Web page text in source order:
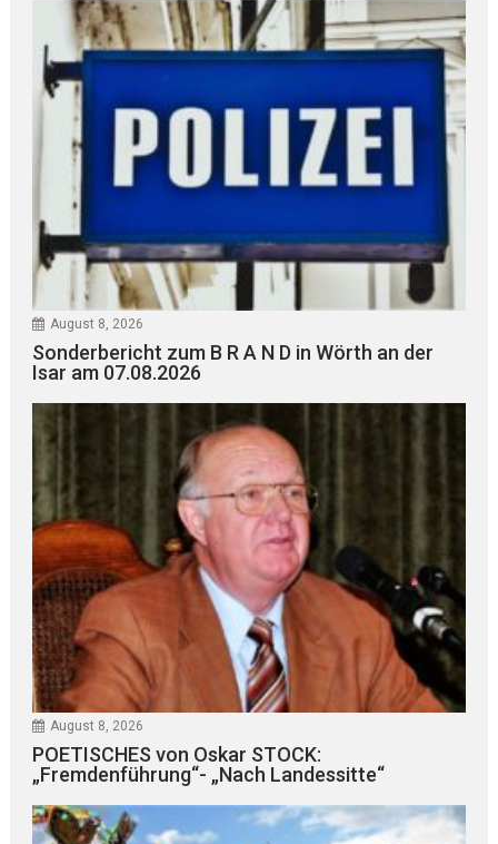
August 8, 2026
Sonderbericht zum B R A N D in Wörth an der
Isar am 07.08.2026
August 8, 2026
POETISCHES von Oskar STOCK:
„Fremdenführung“- „Nach Landessitte“